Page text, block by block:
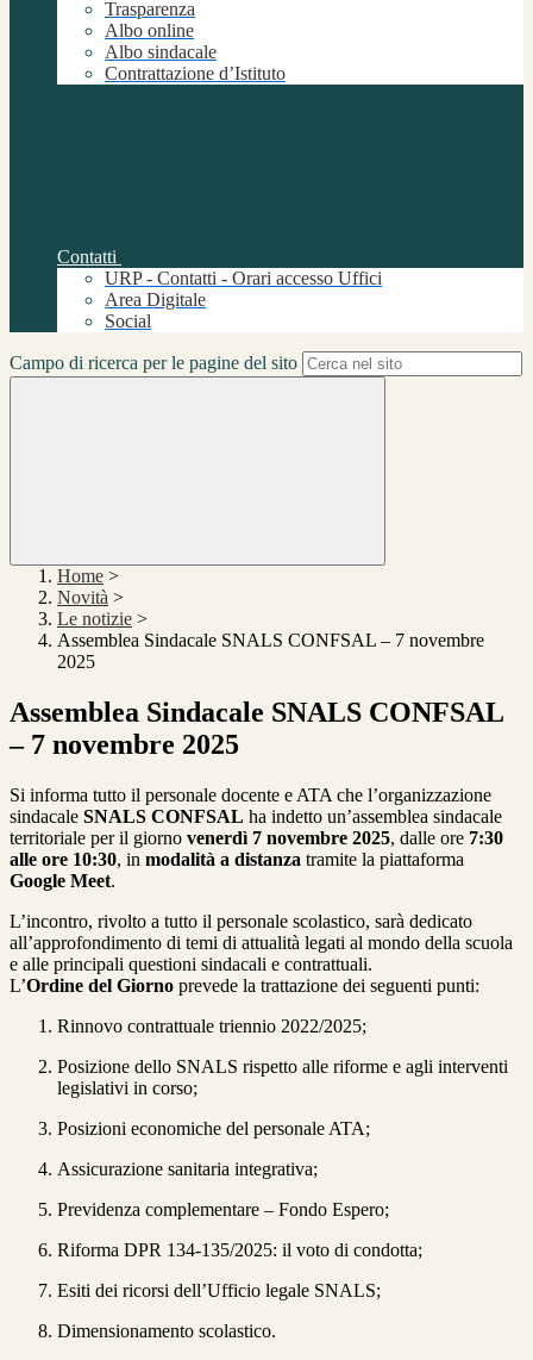
Trasparenza
Albo online
Albo sindacale
Contrattazione d’Istituto
Contatti
URP - Contatti - Orari accesso Uffici
Area Digitale
Social
Campo di ricerca per le pagine del sito
Home >
Novità >
Le notizie >
Assemblea Sindacale SNALS CONFSAL – 7 novembre
2025
Assemblea Sindacale SNALS CONFSAL
– 7 novembre 2025
Si informa tutto il personale docente e ATA che l’organizzazione
sindacale SNALS CONFSAL ha indetto un’assemblea sindacale
territoriale per il giorno venerdì 7 novembre 2025, dalle ore 7:30
alle ore 10:30, in modalità a distanza tramite la piattaforma
Google Meet.
L’incontro, rivolto a tutto il personale scolastico, sarà dedicato
all’approfondimento di temi di attualità legati al mondo della scuola
e alle principali questioni sindacali e contrattuali.
L’Ordine del Giorno prevede la trattazione dei seguenti punti:
Rinnovo contrattuale triennio 2022/2025;
Posizione dello SNALS rispetto alle riforme e agli interventi
legislativi in corso;
Posizioni economiche del personale ATA;
Assicurazione sanitaria integrativa;
Previdenza complementare – Fondo Espero;
Riforma DPR 134-135/2025: il voto di condotta;
Esiti dei ricorsi dell’Ufficio legale SNALS;
Dimensionamento scolastico.